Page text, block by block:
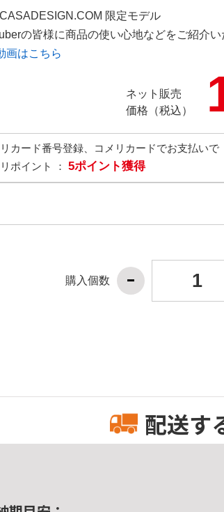
限定モデル
の皆様に商品の使い心地などをご紹介い
画はこちら
ネット販売
価格（税込）
カード番号登録、コメリカードでお支払いで
ポイント ： 5ポイント獲得
購入個数
配送す